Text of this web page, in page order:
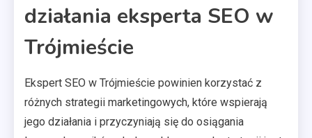
działania eksperta SEO w
Trójmieście
Ekspert SEO w Trójmieście powinien korzystać z
różnych strategii marketingowych, które wspierają
jego działania i przyczyniają się do osiągania